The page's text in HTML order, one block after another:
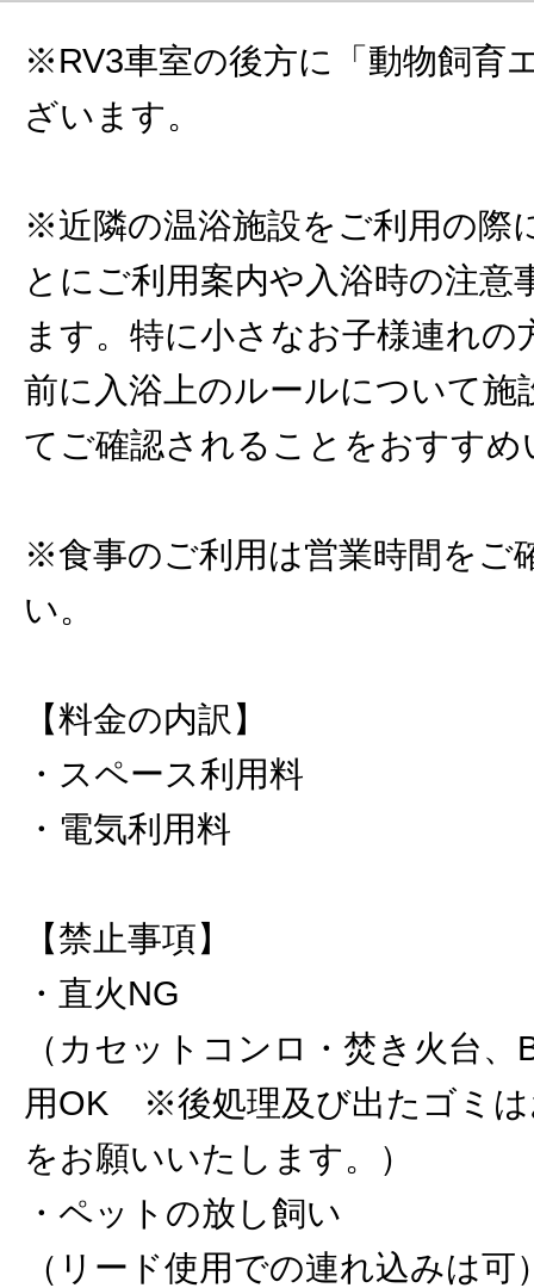
※RV3車室の後方に「動物飼育
ざいます。
※近隣の温浴施設をご利用の際
とにご利用案内や入浴時の注意
ます。特に小さなお子様連れの
前に入浴上のルールについて施
てご確認されることをおすす
※食事のご利用は営業時間をご
い。
【料金の内訳】
・スペース利用料
・電気利用料
【禁止事項】
・直火NG
（カセットコンロ・焚き火台
用OK ※後処理及び出たゴミは
をお願いいたします。）
・ペットの放し飼い
（リード使用での連れ込みは可